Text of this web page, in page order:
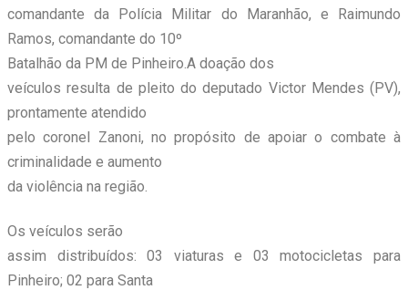
comandante da Polícia Militar do Maranhão, e Raimundo
Ramos, comandante do 10º
Batalhão da PM de Pinheiro.A doação dos
veículos resulta de pleito do deputado Victor Mendes (PV),
prontamente atendido
pelo coronel Zanoni, no propósito de apoiar o combate à
criminalidade e aumento
da violência na região.
Os veículos serão
assim distribuídos: 03 viaturas e 03 motocicletas para
Pinheiro; 02 para Santa